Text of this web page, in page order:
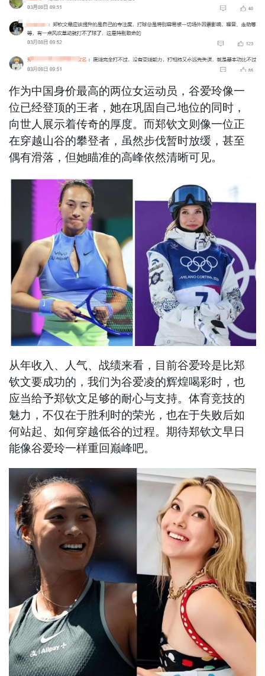
作为中国身价最高的两位女运动员，谷爱玲像一
位已经登顶的王者，她在巩固自己地位的同时，
向世人展示着传奇的厚度。而郑钦文则像一位正
在穿越山谷的攀登者，虽然步伐暂时放缓，甚至
偶有滑落，但她瞄准的高峰依然清晰可见。
从年收入、人气、战绩来看，目前谷爱玲是比郑
钦文要成功的，我们为谷爱凌的辉煌喝彩时，也
应当给予郑钦文足够的耐心与支持。体育竞技的
魅力，不仅在于胜利时的荣光，也在于失败后如
何站起、如何穿越低谷的过程。期待郑钦文早日
能像谷爱玲一样重回巅峰吧。